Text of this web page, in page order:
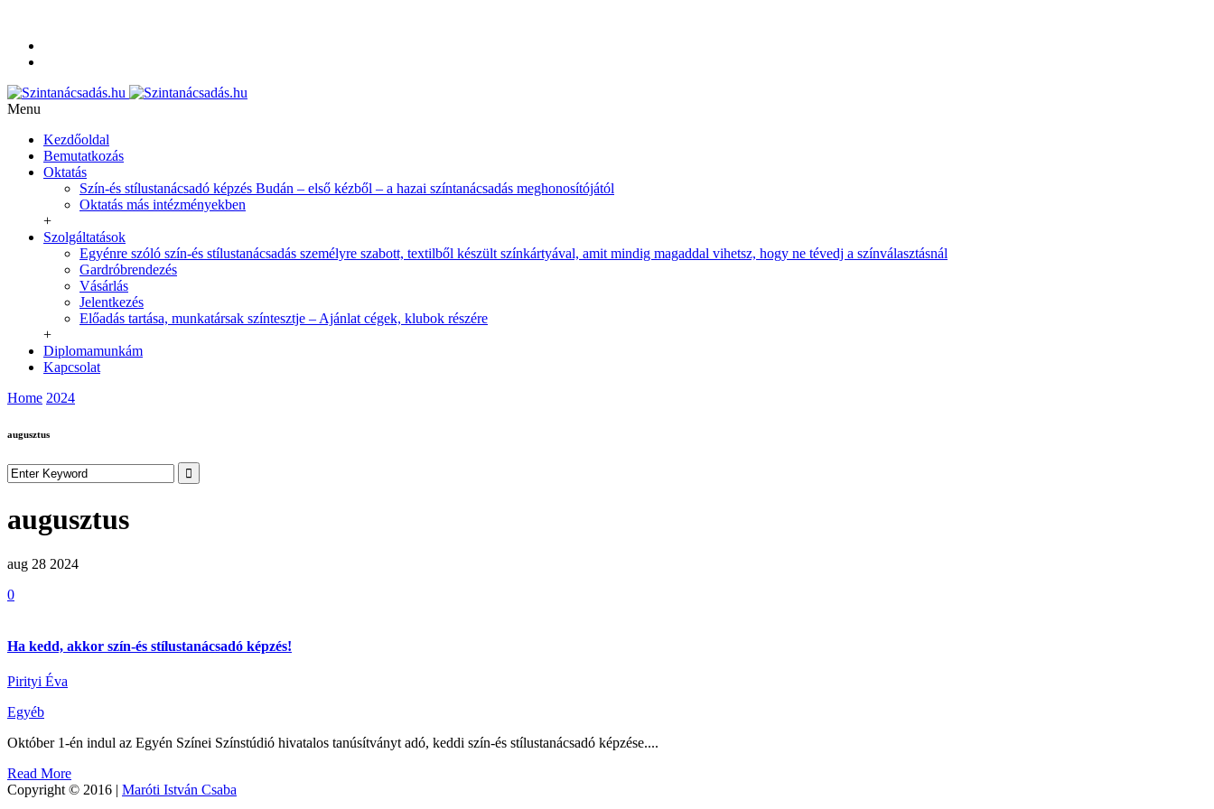
Menu
Kezdőoldal
Bemutatkozás
Oktatás
Szín-és stílustanácsadó képzés Budán – első kézből – a hazai színtanácsadás meghonosítójától
Oktatás más intézményekben
+
Szolgáltatások
Egyénre szóló szín-és stílustanácsadás személyre szabott, textilből készült színkártyával, amit mindig magaddal vihetsz, hogy ne tévedj a színválasztásnál
Gardróbrendezés
Vásárlás
Jelentkezés
Előadás tartása, munkatársak színtesztje – Ajánlat cégek, klubok részére
+
Diplomamunkám
Kapcsolat
Home 2024
augusztus
augusztus
aug 28 2024
0
Ha kedd, akkor szín-és stílustanácsadó képzés!
Pirityi Éva
Egyéb
Október 1-én indul az Egyén Színei Színstúdió hivatalos tanúsítványt adó, keddi szín-és stílustanácsadó képzése....
Read More
Copyright © 2016 | Maróti István Csaba